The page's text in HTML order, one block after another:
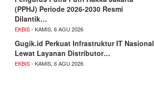
(PPHJ) Periode 2026-2030 Resmi
Dilantik…
EKBIS- KAMIS, 6 AGU 2026
Gugik.id Perkuat Infrastruktur IT Nasional
Lewat Layanan Distributor…
EKBIS- KAMIS, 6 AGU 2026